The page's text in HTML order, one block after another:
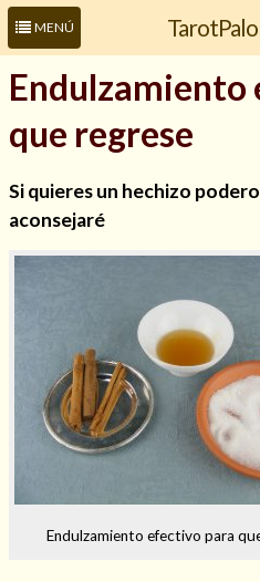
MENÚ
Leer más sobre mí
Endulzamiento
que regrese
Si quieres un hechizo
aconsejaré
Endulzamiento efectivo para